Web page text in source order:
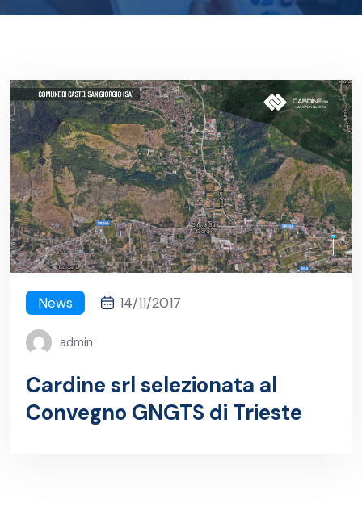
News 14/11/2017
admin
Cardine srl selezionata al
Convegno GNGTS di Trieste